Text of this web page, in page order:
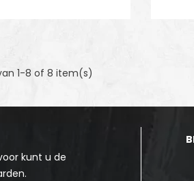
1-8 of 8 item(s)
kunt u de